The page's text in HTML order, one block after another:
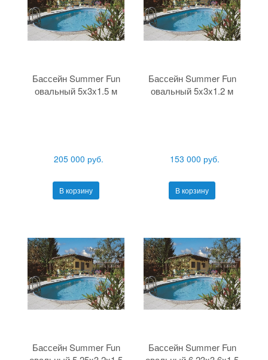
Бассейн Summer Fun
овальный 5x3x1.5 м
205 000 руб.
В корзину
Бассейн Summer Fun
овальный 5x3x1.2 м
153 000 руб.
В корзину
Бассейн Summer Fun
Бассейн Summer Fun